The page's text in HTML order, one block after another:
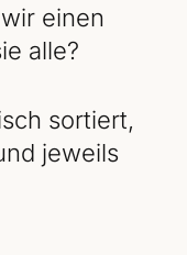
einen
alle?
sortiert,
jeweils